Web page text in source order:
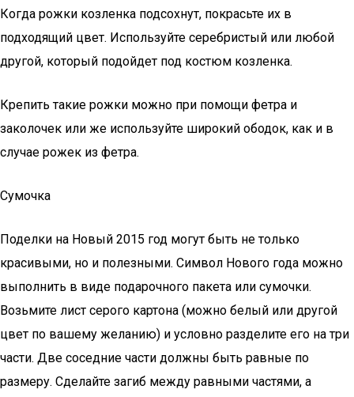
Когда рожки козленка подсохнут, покрасьте их в
подходящий цвет. Используйте серебристый или любой
другой, который подойдет под костюм козленка.
Крепить такие рожки можно при помощи фетра и
заколочек или же используйте широкий ободок, как и в
случае рожек из фетра.
Сумочка
Поделки на Новый 2015 год могут быть не только
красивыми, но и полезными. Символ Нового года можно
выполнить в виде подарочного пакета или сумочки.
Возьмите лист серого картона (можно белый или другой
цвет по вашему желанию) и условно разделите его на три
части. Две соседние части должны быть равные по
размеру. Сделайте загиб между равными частями, а